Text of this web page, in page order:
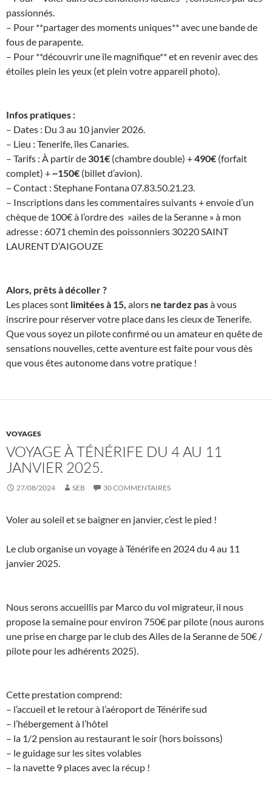
passionnés.
– Pour **partager des moments uniques** avec une bande de
fous de parapente.
– Pour **découvrir une île magnifique** et en revenir avec des
étoiles plein les yeux (et plein votre appareil photo).
Infos pratiques :
– Dates : Du 3 au 10 janvier 2026.
– Lieu : Tenerife, îles Canaries.
– Tarifs : À partir de 301€ (chambre double) +490€ (forfait
complet) +~150€ (billet d’avion).
– Contact : Stephane Fontana 07.83.50.21.23.
– Inscriptions dans les commentaires suivants + envoie d’un
chèque de 100€ à l’ordre des »ailes de la Seranne » à mon
adresse : 6071 chemin des poissonniers 30220 SAINT
LAURENT D’AIGOUZE
Alors, prêts à décoller ?
Les places sont limitées à 15, alors ne tardez pasà vous
inscrire pour réserver votre place dans les cieux de Tenerife.
Que vous soyez un pilote confirmé ou un amateur en quête de
sensations nouvelles, cette aventure est faite pour vous dès
que vous êtes autonome dans votre pratique !
VOYAGES
VOYAGE À TÉNÉRIFE DU 4 AU 11
JANVIER 2025.
27/08/2024 SEB 30 COMMENTAIRES
Voler au soleil et se baigner en janvier, c’est le pied !
Le club organise un voyage à Ténérife en 2024 du 4 au 11
janvier 2025.
Nous serons accueillis par Marco du vol migrateur, il nous
propose la semaine pour environ 750€ par pilote (nous aurons
une prise en charge par le club des Ailes de la Seranne de 50€ /
pilote pour les adhérents 2025).
Cette prestation comprend:
– l’accueil et le retour à l’aéroport de Ténérife sud
– l’hébergement à l’hôtel
– la 1/2 pension au restaurant le soir (hors boissons)
– le guidage sur les sites volables
– la navette 9 places avec la récup !